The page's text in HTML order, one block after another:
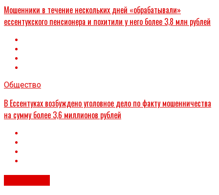
Мошенники в течение нескольких дней «обрабатывали»
ессентукского пенсионера и похитили у него более 3,8 млн рублей
Общество
В Ессентуках возбуждено уголовное дело по факту мошенничества
на сумму более 3,6 миллионов рублей